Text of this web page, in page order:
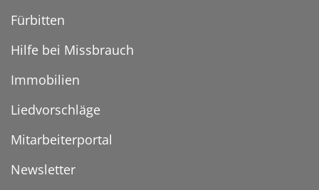
Fürbitten
Hilfe bei Missbrauch
Immobilien
Liedvorschläge
Mitarbeiterportal
Newsletter